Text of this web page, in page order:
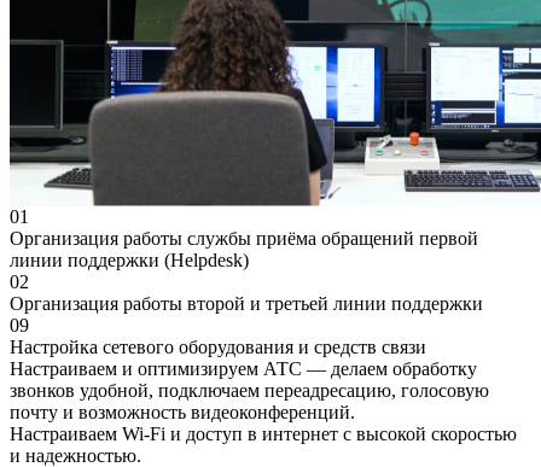
01
Организация работы службы приёма обращений первой
линии поддержки (Helpdesk)
02
Организация работы второй и третьей линии поддержки
09
Настройка сетевого оборудования и средств связи
Настраиваем и оптимизируем АТС — делаем обработку
звонков удобной, подключаем переадресацию, голосовую
почту и возможность видеоконференций.
Настраиваем Wi-Fi и доступ в интернет с высокой скоростью
и надежностью.